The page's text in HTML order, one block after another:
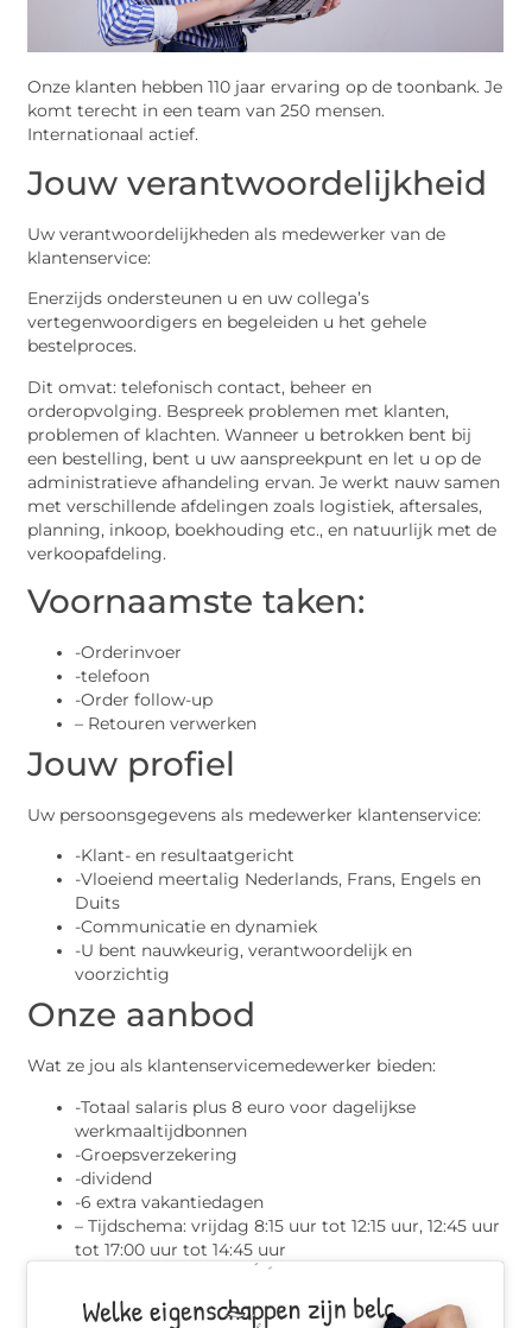
Onze klanten hebben 110 jaar ervaring op de toonbank. Je
komt terecht in een team van 250 mensen.
Internationaal actief.
Jouw verantwoordelijkheid
Uw verantwoordelijkheden als medewerker van de
klantenservice:
Enerzijds ondersteunen u en uw collega’s
vertegenwoordigers en begeleiden u het gehele
bestelproces.
Dit omvat: telefonisch contact, beheer en
orderopvolging. Bespreek problemen met klanten,
problemen of klachten. Wanneer u betrokken bent bij
een bestelling, bent u uw aanspreekpunt en let u op de
administratieve afhandeling ervan. Je werkt nauw samen
met verschillende afdelingen zoals logistiek, aftersales,
planning, inkoop, boekhouding etc., en natuurlijk met de
verkoopafdeling.
Voornaamste taken:
-Orderinvoer
-telefoon
-Order follow-up
– Retouren verwerken
Jouw profiel
Uw persoonsgegevens als medewerker klantenservice:
-Klant- en resultaatgericht
-Vloeiend meertalig Nederlands, Frans, Engels en
Duits
-Communicatie en dynamiek
-U bent nauwkeurig, verantwoordelijk en
voorzichtig
Onze aanbod
Wat ze jou als klantenservicemedewerker bieden:
-Totaal salaris plus 8 euro voor dagelijkse
werkmaaltijdbonnen
-Groepsverzekering
-dividend
-6 extra vakantiedagen
– Tijdschema: vrijdag 8:15 uur tot 12:15 uur, 12:45 uur
tot 17:00 uur tot 14:45 uur